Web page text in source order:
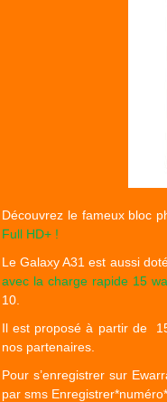
Découvrez le fameux bloc
Full HD+ !
Le Galaxy A31 est aussi
avec la charge rapide 15
10.
Il est proposé à partir de
nos partenaires.
Pour s’enregistrer sur
par sms